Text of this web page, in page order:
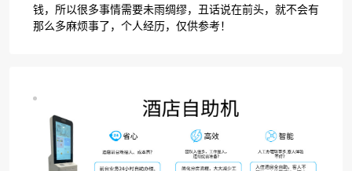
钱，所以很多事情需要未雨绸缪，丑话说在前头，就不会有
那么多麻烦事了，个人经历，仅供参考！